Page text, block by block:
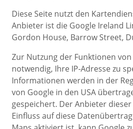
Diese Seite nutzt den
Anbieter ist die Google Ireland
Gordon House, Barrow Street,
Zur Nutzung der Funktionen
notwendig, Ihre IP-Adresse zu
Informationen werden in der
von Google in den USA
gespeichert. Der Anbieter
Einfluss auf diese